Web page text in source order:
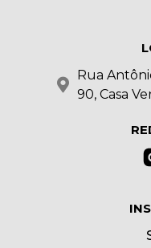
Rua
90, Casa